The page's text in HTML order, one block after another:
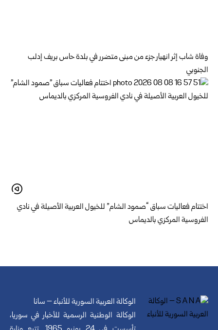
وفاة شاب إثر انهيار جزء من مبنى متضرر في بلدة حاس بريف إدلب
الجنوبي
اختتام فعاليات سباق “صمود الشام” للخيول العربية الأصيلة في نادي
الفروسية المركزي بالديماس
الوكالة العربية السورية للأنباء – سانا
الوكالة الوطنية الرسمية للأخبار في سوريا،